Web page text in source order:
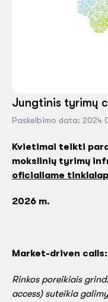
Jungtinis tyrimų
Paskelbimo data: 2024
Kvietimai teikti
mokslinių tyrimų
oficialiame
2026 m.
Market-driven calls:
Rinkos poreikiais
access) suteikia